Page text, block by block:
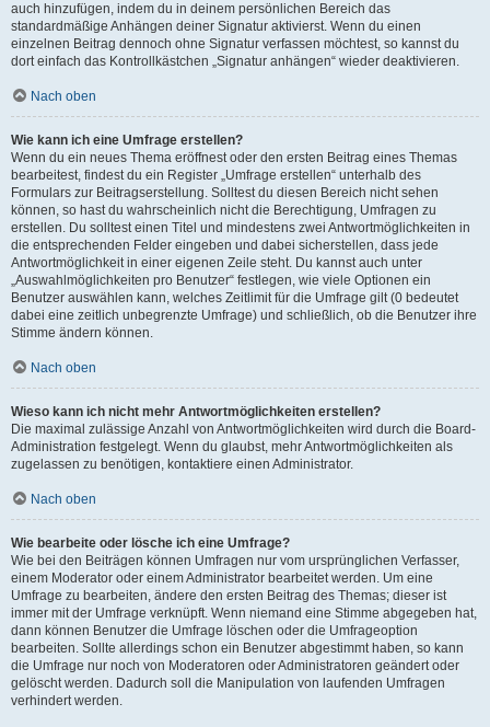
auch hinzufügen, indem du in deinem persönlichen Bereich das
standardmäßige Anhängen deiner Signatur aktivierst. Wenn du einen
einzelnen Beitrag dennoch ohne Signatur verfassen möchtest, so kannst du
dort einfach das Kontrollkästchen „Signatur anhängen“ wieder deaktivieren.
Nach oben
Wie kann ich eine Umfrage erstellen?
Wenn du ein neues Thema eröffnest oder den ersten Beitrag eines Themas
bearbeitest, findest du ein Register „Umfrage erstellen“ unterhalb des
Formulars zur Beitragserstellung. Solltest du diesen Bereich nicht sehen
können, so hast du wahrscheinlich nicht die Berechtigung, Umfragen zu
erstellen. Du solltest einen Titel und mindestens zwei Antwortmöglichkeiten in
die entsprechenden Felder eingeben und dabei sicherstellen, dass jede
Antwortmöglichkeit in einer eigenen Zeile steht. Du kannst auch unter
„Auswahlmöglichkeiten pro Benutzer“ festlegen, wie viele Optionen ein
Benutzer auswählen kann, welches Zeitlimit für die Umfrage gilt (0 bedeutet
dabei eine zeitlich unbegrenzte Umfrage) und schließlich, ob die Benutzer ihre
Stimme ändern können.
Nach oben
Wieso kann ich nicht mehr Antwortmöglichkeiten erstellen?
Die maximal zulässige Anzahl von Antwortmöglichkeiten wird durch die Board-
Administration festgelegt. Wenn du glaubst, mehr Antwortmöglichkeiten als
zugelassen zu benötigen, kontaktiere einen Administrator.
Nach oben
Wie bearbeite oder lösche ich eine Umfrage?
Wie bei den Beiträgen können Umfragen nur vom ursprünglichen Verfasser,
einem Moderator oder einem Administrator bearbeitet werden. Um eine
Umfrage zu bearbeiten, ändere den ersten Beitrag des Themas; dieser ist
immer mit der Umfrage verknüpft. Wenn niemand eine Stimme abgegeben hat,
dann können Benutzer die Umfrage löschen oder die Umfrageoption
bearbeiten. Sollte allerdings schon ein Benutzer abgestimmt haben, so kann
die Umfrage nur noch von Moderatoren oder Administratoren geändert oder
gelöscht werden. Dadurch soll die Manipulation von laufenden Umfragen
verhindert werden.